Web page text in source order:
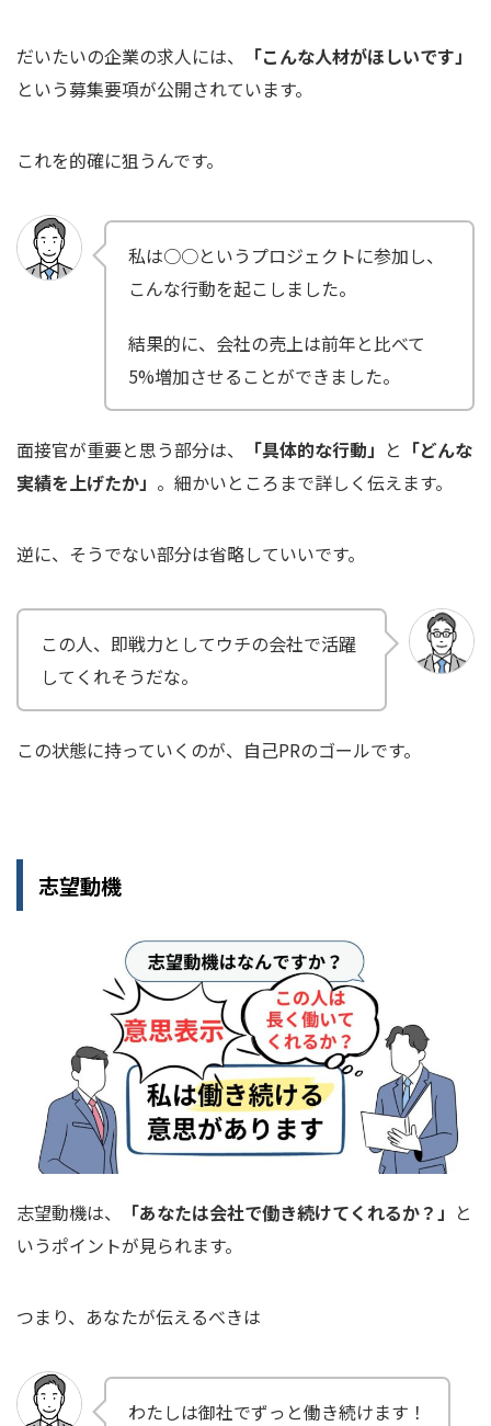
だいたいの企業の求人には、
「こんな人材がほしいです」
という募集要項が公開されています。
これを的確に狙うんです。
私は○○というプロジェクトに参加し、
こんな行動を起こしました。
結果的に、会社の売上は前年と比べて
5%増加させることができました。
面接官が重要と思う部分は、 「具体的な行動」 と 「どんな
実績を上げたか」 。細かいところまで詳しく伝えます。
逆に、そうでない部分は省略していいです。
この人、即戦力としてウチの会社で活躍
してくれそうだな。
この状態に持っていくのが、自己PRのゴールです。
志望動機
志望動機は、 「あなたは会社で働き続けてくれるか？」 と
いうポイントが見られます。
つまり、あなたが伝えるべきは
わたしは御社でずっと働き続けます！